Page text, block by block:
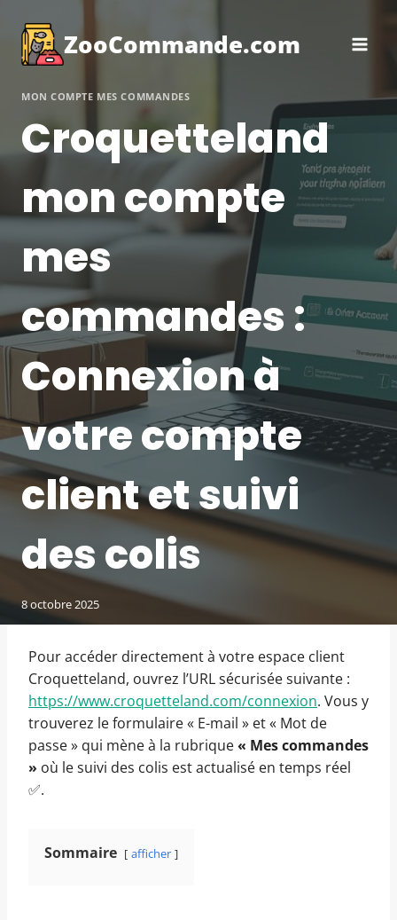
contenu ZooCommande.com
MON COMPTE MES COMMANDES
Croquetteland
mon compte
mes
commandes :
Connexion à
votre compte
client et suivi
des colis
8 octobre 2025
Pour accéder directement à votre espace client
Croquetteland, ouvrez l’URL sécurisée suivante :
https://www.croquetteland.com/connexion. Vous y
trouverez le formulaire « E-mail » et « Mot de
passe » qui mène à la rubrique« Mes commandes
» où le suivi des colis est actualisé en temps réel
✅.
Sommaire afficher